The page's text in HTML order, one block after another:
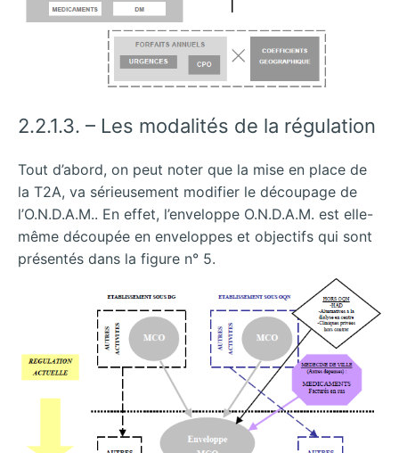
2.2.1.3. – Les modalités de la régulation
Tout d’abord, on peut noter que la mise en place de
la T2A, va sérieusement modifier le découpage de
l’O.N.D.A.M.. En effet, l’enveloppe O.N.D.A.M. est elle-
même découpée en enveloppes et objectifs qui sont
présentés dans la figure n° 5.